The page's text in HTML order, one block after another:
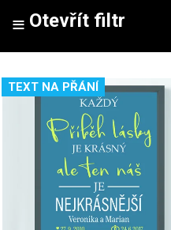
r
o
Otevřít filtr
V
ýTEXT NA PŘÁNÍ